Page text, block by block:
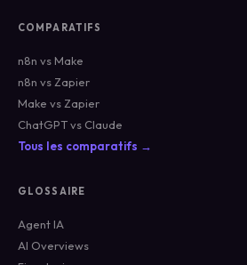
COMPARATIFS
n8n vs Make
n8n vs Zapier
Make vs Zapier
ChatGPT vs Claude
Tous les comparatifs →
GLOSSAIRE
Agent IA
AI Overviews